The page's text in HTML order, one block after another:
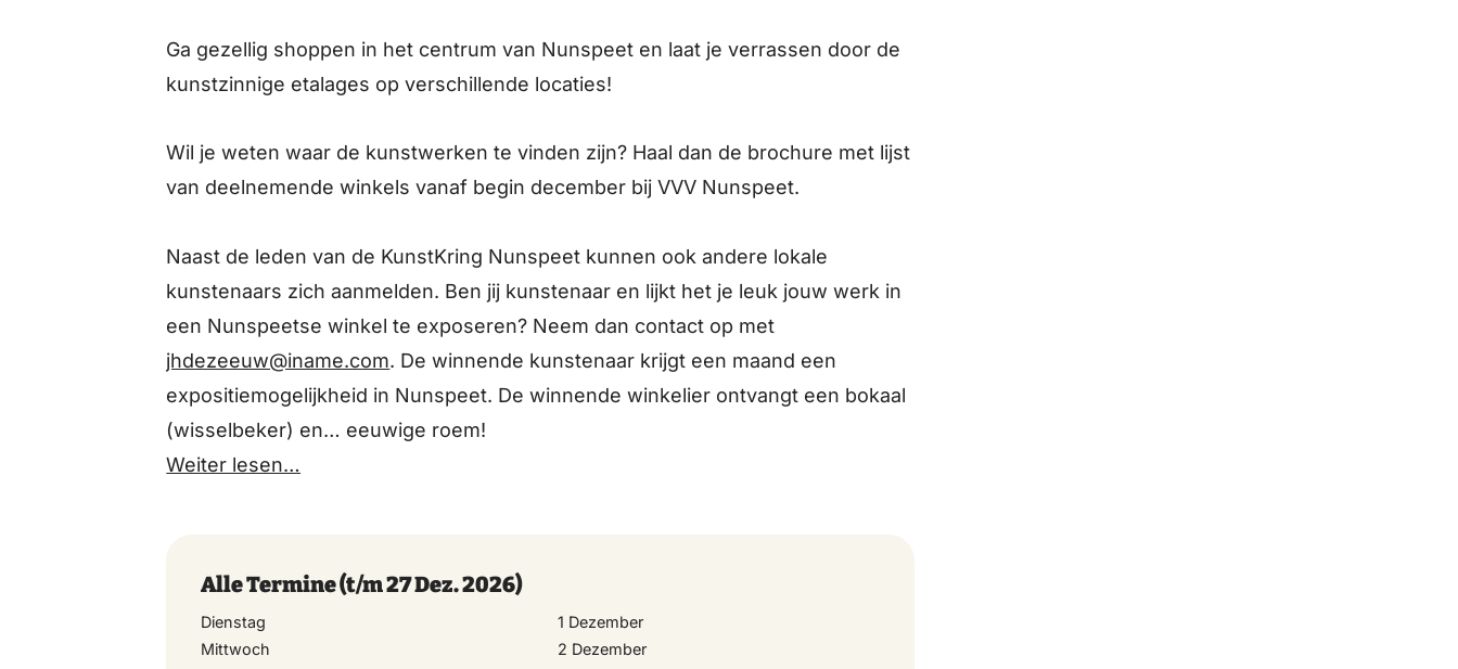
Ga gezellig shoppen in het centrum van Nunspeet en laat je verrassen door de
kunstzinnige etalages op verschillende locaties!
Wil je weten waar de kunstwerken te vinden zijn? Haal dan de brochure met lijst
van deelnemende winkels vanaf begin december bij VVV Nunspeet.
Naast de leden van de KunstKring Nunspeet kunnen ook andere lokale
kunstenaars zich aanmelden. Ben jij kunstenaar en lijkt het je leuk jouw werk in
een Nunspeetse winkel te exposeren? Neem dan contact op met
jhdezeeuw@iname.com. De winnende kunstenaar krijgt een maand een
expositiemogelijkheid in Nunspeet. De winnende winkelier ontvangt een bokaal
(wisselbeker) en… eeuwige roem!
Weiter lesen…
Alle Termine(t/m 27 Dez. 2026)
Dienstag
1 Dezember
Mittwoch
2 Dezember